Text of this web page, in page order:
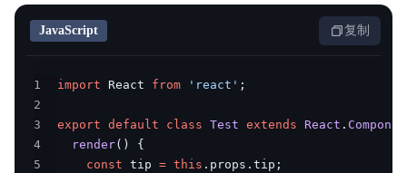
JavaScript 复制
1 import React from 'react' ;
2
3
export default class Test extends React .
4
render( )
{
5
const tip = this . props . tip ;